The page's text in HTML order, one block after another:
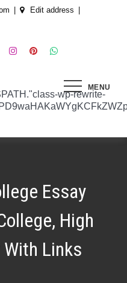
Edit address
MENU
Essay
High
Links